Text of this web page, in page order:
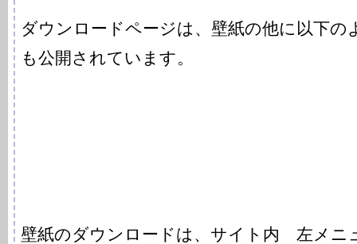
ダウンロードページは、壁紙の他に以下の
も公開されています。
壁紙のダウンロードは、サイト内 左メニ